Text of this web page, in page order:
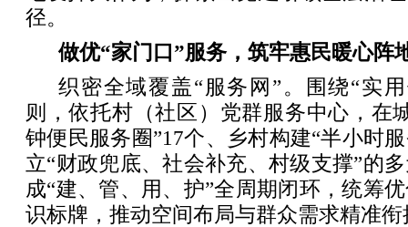
径。
做优“家门口”服务，筑牢惠民暖心阵
织密全域覆盖“服务网”。围绕“实
则，依托村（社区）党群服务中心，在
钟便民服务圈”17个、乡村构建“半小时
立“财政兜底、社会补充、村级支撑”的
成“建、管、用、护”全周期闭环，统筹
识标牌，推动空间布局与群众需求精准